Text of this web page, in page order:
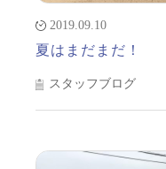
2019.09.10
夏はまだまだ！
スタッフブログ